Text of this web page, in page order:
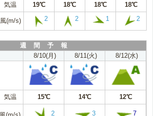
気温 19℃ 18℃ 18℃ 18℃
風(m/s) 2 2 1 2
週 間 予 報
8/10(月) 8/11(火) 8/12(水)
気温 15℃ 14℃ 12℃
2 3 7